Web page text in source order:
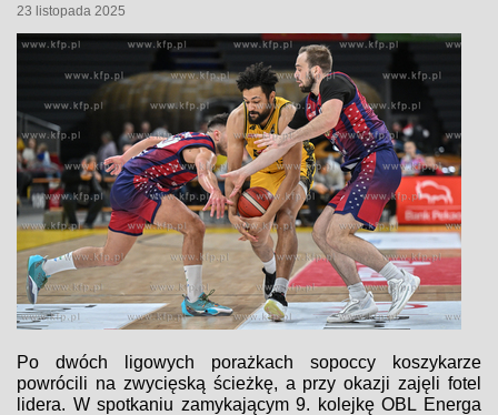
23 listopada 2025
Po dwóch ligowych porażkach sopoccy koszykarze
powrócili na zwycięską ścieżkę, a przy okazji zajęli fotel
lidera. W spotkaniu zamykającym 9. kolejkę OBL Energa